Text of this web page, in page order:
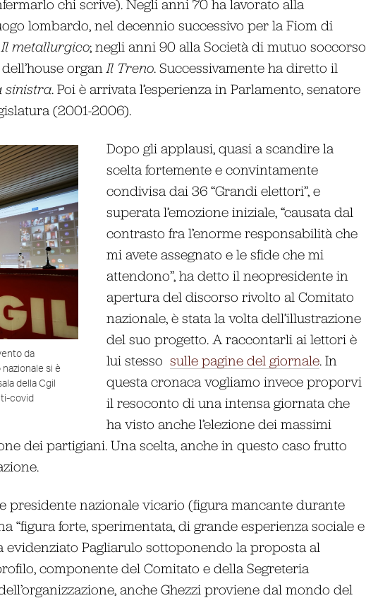
chi scrive). Negli anni 70 ha lavorato alla
lombardo, nel decennio successivo per la Fiom di
Il metallurgico; negli anni 90 alla Società di mutuo soccorso
organ Il Treno. Successivamente ha diretto il
sinistra. Poi è arrivata l’esperienza in Parlamento, senatore
(2001-2006).
da
si è
della Cgil
covid
Dopo gli applausi, quasi a scandire la
scelta fortemente e convintamente
condivisa dai 36 “Grandi elettori”, e
superata l’emozione iniziale, “causata dal
contrasto fra l’enorme responsabilità che
mi avete assegnato e le sfide che mi
attendono”, ha detto il neopresidente in
apertura del discorso rivolto al Comitato
nazionale, è stata la volta dell’illustrazione
del suo progetto. A raccontarli ai lettori è
lui stessosulle pagine del giornale . In
questa cronaca vogliamo invece proporvi
il resoconto di una intensa giornata che
ha visto anche l’elezione dei massimi
dei partigiani. Una scelta, anche in questo caso frutto
presidente nazionale vicario (figura mancante durante
“figura forte, sperimentata, di grande esperienza sociale e
evidenziato Pagliarulo sottoponendo la proposta al
componente del Comitato e della Segreteria
anche Ghezzi proviene dal mondo del